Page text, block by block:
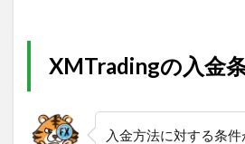
XMTradingの入金
入金方法に対する条